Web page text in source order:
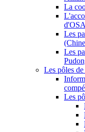
La
Les
Les
Les pôles
Les